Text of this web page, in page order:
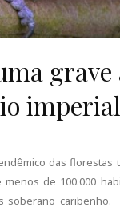
grave
das florestas
de 100.000
soberano